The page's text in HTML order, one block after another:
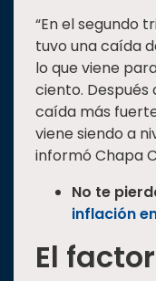
“En el segundo
tuvo una caída
lo que viene
ciento.
caída más
viene siendo a
informó Chapa
No te
inflación
El